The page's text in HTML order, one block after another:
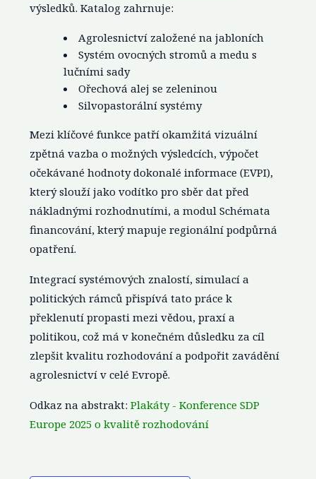
výsledků. Katalog zahrnuje:
Agrolesnictví založené na jabloních
Systém ovocných stromů a medu s
lučními sady
Ořechová alej se zeleninou
Silvopastorální systémy
Mezi klíčové funkce patří okamžitá vizuální
zpětná vazba o možných výsledcích, výpočet
očekávané hodnoty dokonalé informace (EVPI),
který slouží jako vodítko pro sběr dat před
nákladnými rozhodnutími, a modul Schémata
financování, který mapuje regionální podpůrná
opatření.
Integrací systémových znalostí, simulací a
politických rámců přispívá tato práce k
překlenutí propasti mezi vědou, praxí a
politikou, což má v konečném důsledku za cíl
zlepšit kvalitu rozhodování a podpořit zavádění
agrolesnictví v celé Evropě.
Odkaz na abstrakt:Plakáty - Konference SDP
Europe 2025 o kvalitě rozhodování